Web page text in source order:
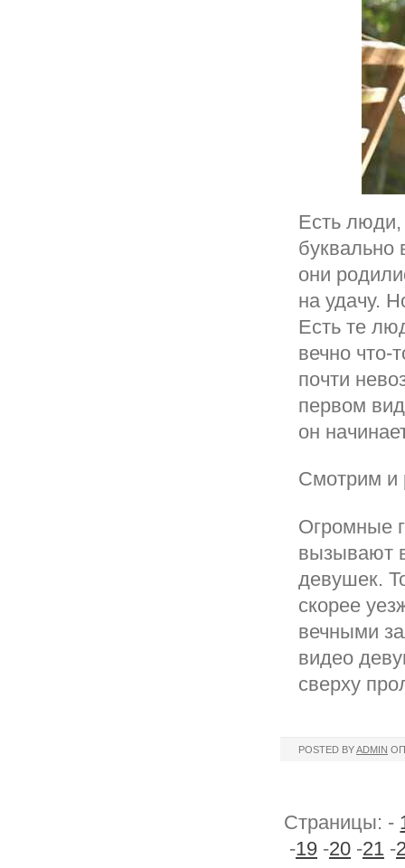
Есть люди,
буквально
они
на удачу.
Есть те
вечно что-
почти
первом
он
Смотрим и
Огромные
вызывают
девушек.
скорее
вечными
видео
сверху
POSTED BYADMIN
Страницы: -
-19 -20 -21 -